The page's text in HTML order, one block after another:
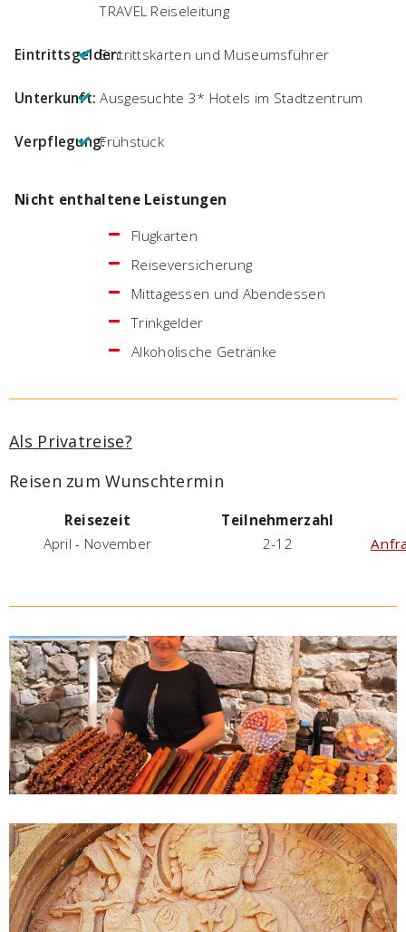
TRAVEL Reiseleitung
Eintrittsgelder:Eintrittskarten und Museumsführer
Unterkunft: Ausgesuchte 3* Hotels im Stadtzentrum
Verpflegung:Frühstück
Nicht enthaltene Leistungen
Flugkarten
Reiseversicherung
Mittagessen und Abendessen
Trinkgelder
Alkoholische Getränke
Als Privatreise?
Reisen zum Wunschtermin
Reisezeit
Teilnehmerzahl
April - November
2-12